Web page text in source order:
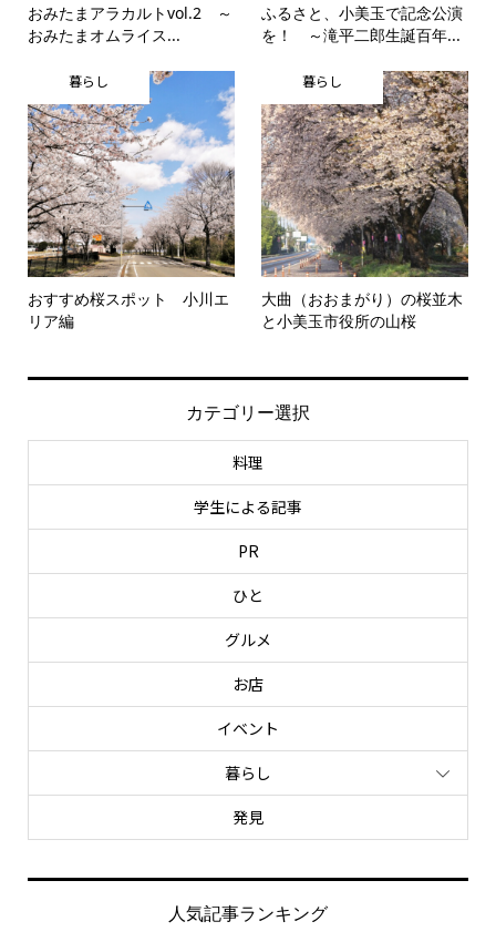
おみたまアラカルトvol.2 ～
おみたまオムライス...
ふるさと、小美玉で記念公演
を！ ～滝平二郎生誕百年...
暮らし
おすすめ桜スポット 小川エ
リア編
暮らし
大曲（おおまがり）の桜並木
と小美玉市役所の山桜
カテゴリー選択
料理
学生による記事
PR
ひと
グルメ
お店
イベント
暮らし
発見
人気記事ランキング